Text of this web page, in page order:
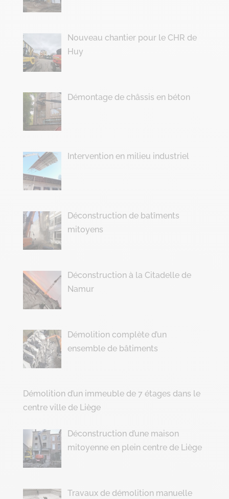
Nouveau chantier pour le CHR de
Huy
Démontage de châssis en béton
Intervention en milieu industriel
Déconstruction de batîments
mitoyens
Déconstruction à la Citadelle de
Namur
Démolition complète d’un
ensemble de bâtiments
Démolition d’un immeuble de 7 étages dans le
centre ville de Liège
Déconstruction d’une maison
mitoyenne en plein centre de Liège
Travaux de démolition manuelle